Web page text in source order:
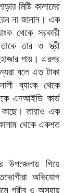
মিষ্টি কালামের
না জানান। এক
থেকে সরকারী
তার ও স্ত্রী
পায়। এরপর
বলে এত টাকা
ব্যাংক থেকে
এনআইডি কার্ড
কাছে। তারাও এক
কালাম থেকে একশত
উপজেলায় গিয়ে
অভিযোগ
গরীব ও অসহায়